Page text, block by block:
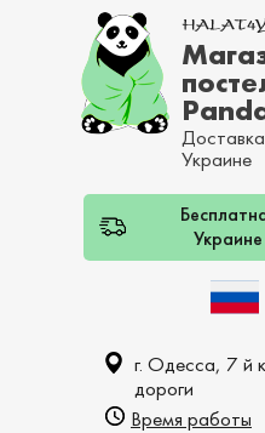
Украине
г. Одесса, 7 й
дороги
Время работы